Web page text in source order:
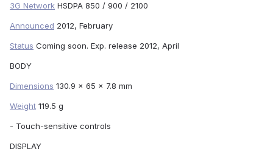
3G Network HSDPA 850 / 900 / 2100
Announced 2012, February
Status Coming soon. Exp. release 2012, April
BODY
Dimensions 130.9 x 65 x 7.8 mm
Weight 119.5 g
- Touch-sensitive controls
DISPLAY